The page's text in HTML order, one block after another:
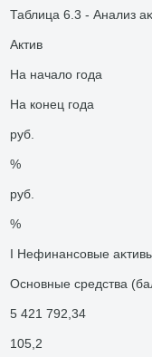
Таблица 6.3 - Анализ
Актив
На началο года
На конец года
руб.
%
руб.
%
I Нефинансовые
Основные средства
5 421 792,34
105,2